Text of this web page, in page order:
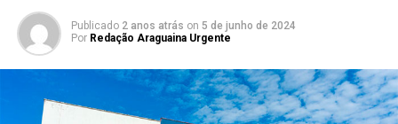
Publicado 2 anos atrás on 5 de junho de 2024
Por Redação Araguaina Urgente